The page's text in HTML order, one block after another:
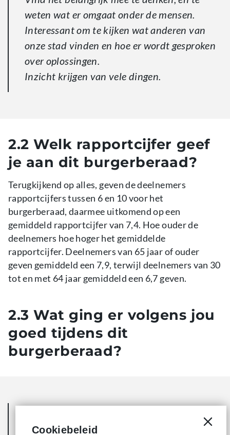
Cookiebeleid
weten wat er omgaat onder de mensen.
Interessant om te kijken wat anderen van
onze stad vinden en hoe er wordt gesproken
over oplossingen.
Inzicht krijgen van vele dingen.
2.2 Welk rapportcijfer geef
je aan dit burgerberaad?
Terugkijkend op alles, geven de deelnemers
rapportcijfers tussen 6 en 10 voor het
burgerberaad, daarmee uitkomend op een
gemiddeld rapportcijfer van 7,4. Hoe ouder de
deelnemers hoe hoger het gemiddelde
rapportcijfer. Deelnemers van 65 jaar of ouder
geven gemiddeld een 7,9, terwijl deelnemers van 30
tot en met 64 jaar gemiddeld een 6,7 geven.
2.3 Wat ging er volgens jou
goed tijdens dit
burgerberaad?
Er was een hele goede afspiegeling van de